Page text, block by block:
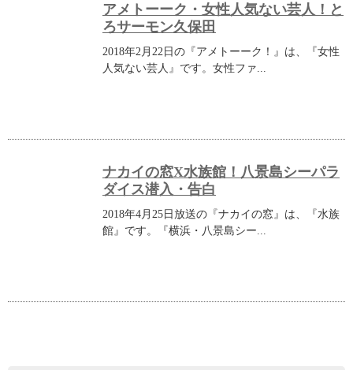
アメトーーク・女性人気ない芸人！と
ろサーモン久保田
2018年2月22日の『アメトーーク！』は、『女性
人気ない芸人』です。女性ファ...
ナカイの窓X水族館！八景島シーパラ
ダイス潜入・告白
2018年4月25日放送の『ナカイの窓』は、『水族
館』です。『横浜・八景島シー...